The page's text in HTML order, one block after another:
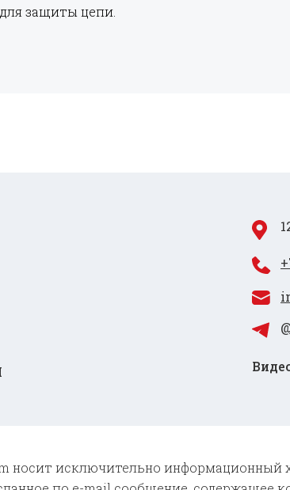
защиты цепи.
носит исключительно информационный